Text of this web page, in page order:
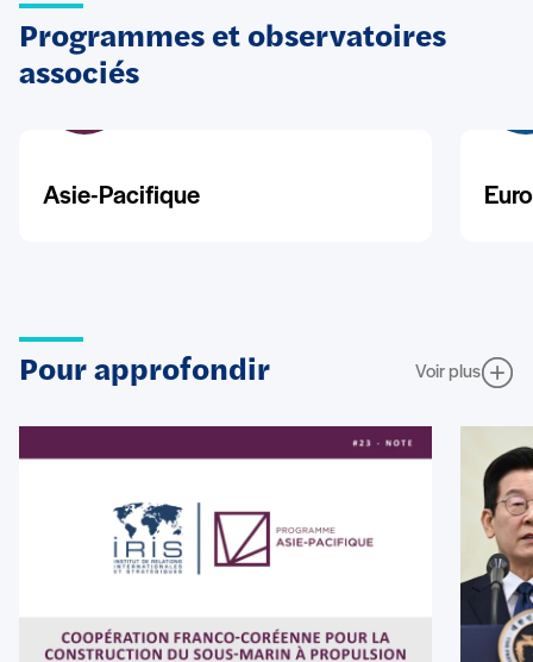
Programmes et observatoires
associés
Asie-Pacifique
Pour approfondir Voir plus